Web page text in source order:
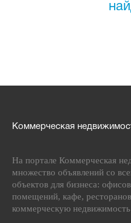
Коммерческая
На портале Коммерческая
множество объявлений со
объектов для бизнеса:
помещений, кафе,
коммерческую